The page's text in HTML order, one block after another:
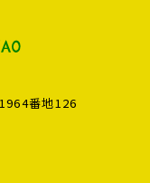
番地126